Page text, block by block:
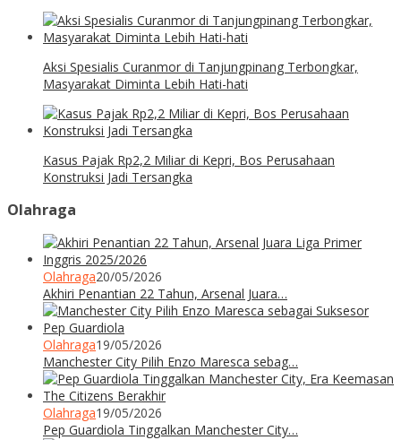
Aksi Spesialis Curanmor di Tanjungpinang Terbongkar,
Masyarakat Diminta Lebih Hati-hati
Kasus Pajak Rp2,2 Miliar di Kepri, Bos Perusahaan
Konstruksi Jadi Tersangka
Olahraga
Olahraga20/05/2026
Akhiri Penantian 22 Tahun, Arsenal Juara…
Olahraga19/05/2026
Manchester City Pilih Enzo Maresca sebag…
Olahraga19/05/2026
Pep Guardiola Tinggalkan Manchester City…